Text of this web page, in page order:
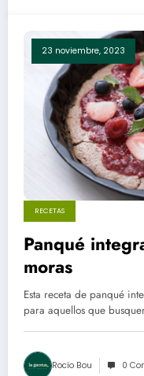
23 noviembre, 2023
RECETAS
Panqué
moras
Esta receta de panqué
para aquellos que
Rocío Bou 0